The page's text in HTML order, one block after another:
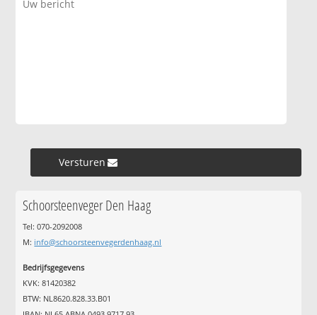
Versturen »
Schoorsteenveger Den Haag
Tel: 070-2092008
M: info@schoorsteenvegerdenhaag.nl
Bedrijfsgegevens
KVK: 81420382
BTW: NL8620.828.33.B01